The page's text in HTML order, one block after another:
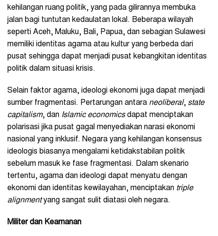
kehilangan ruang politik, yang pada gilirannya membuka
jalan bagi tuntutan kedaulatan lokal. Beberapa wilayah
seperti Aceh, Maluku, Bali, Papua, dan sebagian Sulawesi
memiliki identitas agama atau kultur yang berbeda dari
pusat sehingga dapat menjadi pusat kebangkitan identitas
politik dalam situasi krisis.
Selain faktor agama, ideologi ekonomi juga dapat menjadi
sumber fragmentasi. Pertarungan antara neoliberal, state
capitalism, dan Islamic economicsdapat menciptakan
polarisasi jika pusat gagal menyediakan narasi ekonomi
nasional yang inklusif. Negara yang kehilangan konsensus
ideologis biasanya mengalami ketidakstabilan politik
sebelum masuk ke fase fragmentasi. Dalam skenario
tertentu, agama dan ideologi dapat menyatu dengan
ekonomi dan identitas kewilayahan, menciptakan triple
alignmentyang sangat sulit diatasi oleh negara.
Militer dan Keamanan